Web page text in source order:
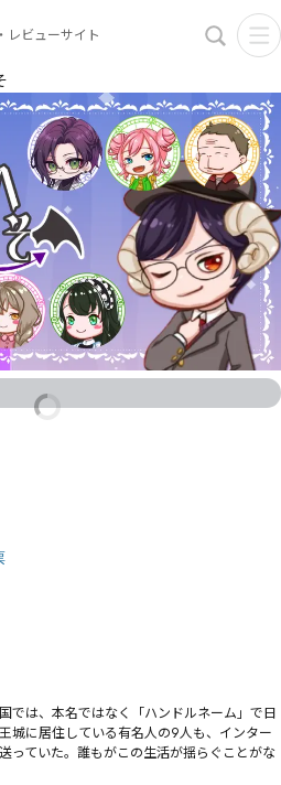
レビューサイト
では、本名ではなく「ハンドルネーム」で日
城に居住している有名人の9人も、インター
っていた。誰もがこの生活が揺らぐことがな